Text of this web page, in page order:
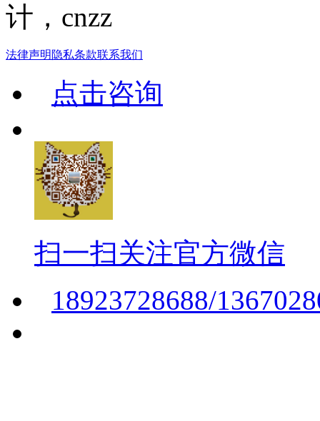
计，cnzz
法律声明 隐私条款联系我们
点击咨询
扫一扫关注官方微信
18923728688/